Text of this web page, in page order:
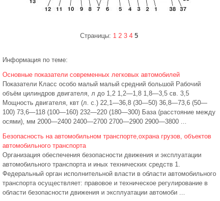
Страницы: 1 2 3 4 5
Информация по теме:
Основные показатели современных легковых автомобилей
Показатели Класс особо малый малый средний большой Рабочий
объём цилиндров двигателя, л до 1,2 1,2—1,8 1,8—3,5 св. 3,5
Мощность двигателя, квт (л. с.) 22,1—36,8 (30—50) 36,8—73,6 (50—
100) 73,6—118 (100—160) 232—220 (180—300) База (расстояние между
осями), мм 2000—2400 2400—2700 2700—2900 2900—3800 ...
Безопасность на автомобильном транспорте,охрана грузов, объектов
автомобильного транспорта
Организация обеспечения безопасности движения и эксплуатации
автомобильного транспорта и иных технических средств 1.
Федеральный орган исполнительной власти в области автомобильного
транспорта осуществляет: правовое и техническое регулирование в
области безопасности движения и эксплуатации автомоби ...